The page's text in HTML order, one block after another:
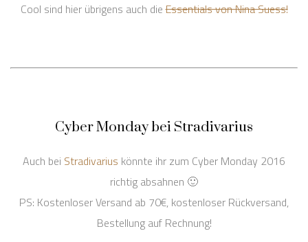
Cool sind hier übrigens auch dieEssentials von Nina Suess!
Cyber Monday bei Stradivarius
Auch bei Stradivarius könnte ihr zum Cyber Monday 2016
richtig absahnen 🙂
PS: Kostenloser Versand ab 70€, kostenloser Rückversand,
Bestellung auf Rechnung!